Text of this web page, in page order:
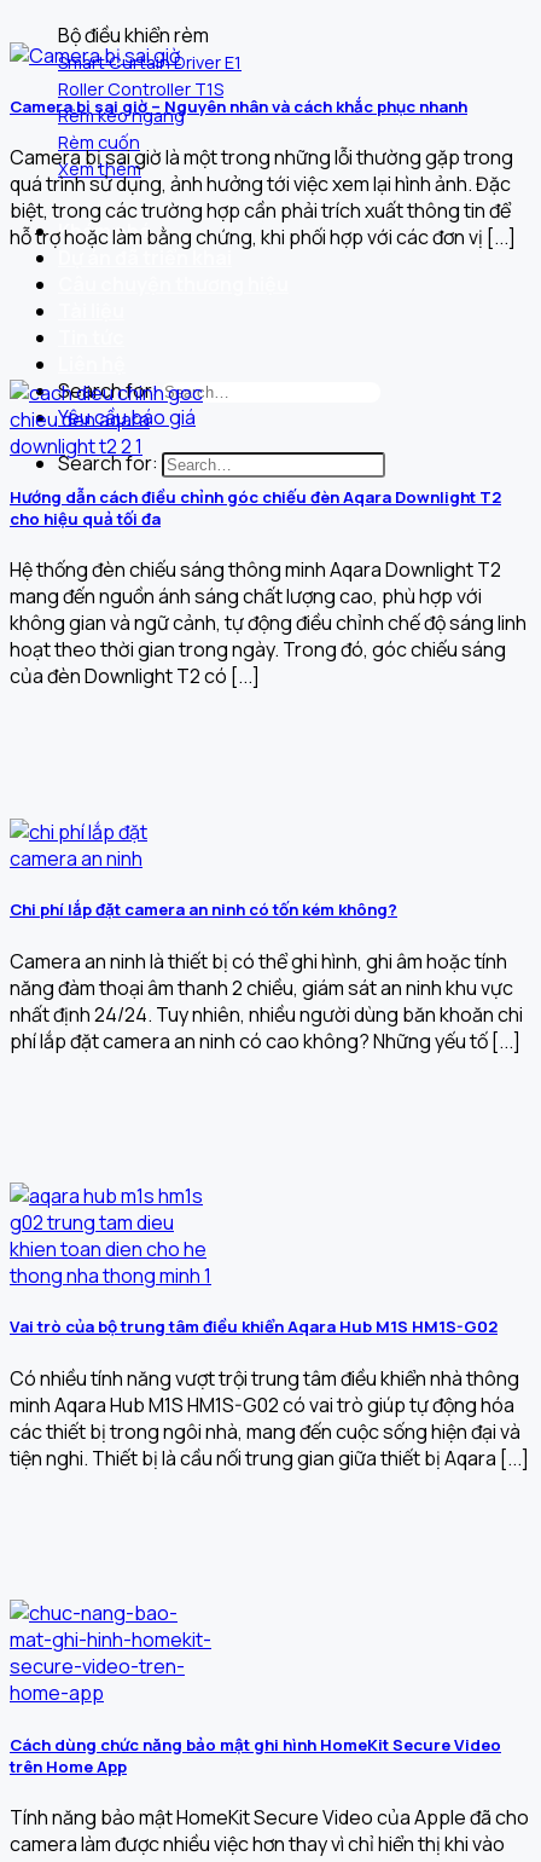
Bộ điều khiển rèm
Smart Curtain Driver E1
Roller Controller T1S
Rèm kéo ngang
Rèm cuốn
Xem thêm
Khám phá
Dự án đã triển khai
Search for:
Yêu cầu báo giá
Search for:
Camera bị sai giờ – Nguyên nhân và cách khắc phục nhanh
Camera bị sai giờ là một trong những lỗi thường gặp trong
quá trình sử dụng, ảnh hưởng tới việc xem lại hình ảnh. Đặc
biệt, trong các trường hợp cần phải trích xuất thông tin để
hỗ trợ hoặc làm bằng chứng, khi phối hợp với các đơn vị [...]
Hướng dẫn cách điều chỉnh góc chiếu đèn Aqara Downlight T2
cho hiệu quả tối đa
Hệ thống đèn chiếu sáng thông minh Aqara Downlight T2
mang đến nguồn ánh sáng chất lượng cao, phù hợp với
không gian và ngữ cảnh, tự động điều chỉnh chế độ sáng linh
hoạt theo thời gian trong ngày. Trong đó, góc chiếu sáng
của đèn Downlight T2 có [...]
Chi phí lắp đặt camera an ninh có tốn kém không?
Camera an ninh là thiết bị có thể ghi hình, ghi âm hoặc tính
năng đàm thoại âm thanh 2 chiều, giám sát an ninh khu vực
nhất định 24/24. Tuy nhiên, nhiều người dùng băn khoăn chi
phí lắp đặt camera an ninh có cao không? Những yếu tố [...]
Vai trò của bộ trung tâm điều khiển Aqara Hub M1S HM1S-G02
Có nhiều tính năng vượt trội trung tâm điều khiển nhà thông
minh Aqara Hub M1S HM1S-G02 có vai trò giúp tự động hóa
các thiết bị trong ngôi nhà, mang đến cuộc sống hiện đại và
tiện nghi. Thiết bị là cầu nối trung gian giữa thiết bị Aqara [...]
Cách dùng chức năng bảo mật ghi hình HomeKit Secure Video
trên Home App
Tính năng bảo mật HomeKit Secure Video của Apple đã cho
camera làm được nhiều việc hơn thay vì chỉ hiển thị khi vào